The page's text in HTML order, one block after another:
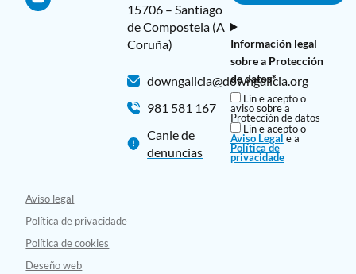
15706 – Santiago
de Compostela (A
Coruña)
downgalicia@downgalicia.org
981 581 167
Canle de
denuncias
Información legal
sobre a Protección
de datos*
Lin e acepto o
aviso sobre a
Protección de datos
Lin e acepto o
Aviso Legale a
Política de
privacidade
Aviso legal
Política de privacidade
Política de cookies
Deseño web